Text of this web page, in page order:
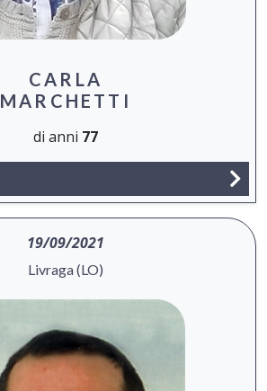
CARLA
MARCHETTI
di anni 77
19/09/2021
Livraga (LO)